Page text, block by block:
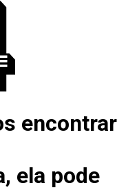
encontrar
ela pode